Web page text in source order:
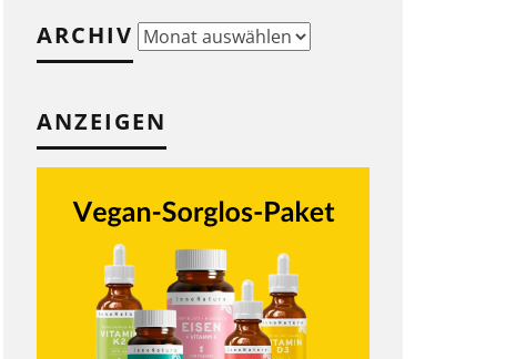
ARCHIV Archiv
ANZEIGEN